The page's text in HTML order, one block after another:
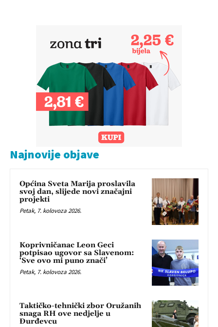
Najnovije objave
Općina Sveta Marija proslavila
svoj dan, slijede novi značajni
projekti
Petak, 7. kolovoza 2026.
Koprivničanac Leon Geci
potpisao ugovor sa Slavenom:
‘Sve ovo mi puno znači’
Petak, 7. kolovoza 2026.
Taktičko-tehnički zbor Oružanih
snaga RH ove nedjelje u
Đurđevcu